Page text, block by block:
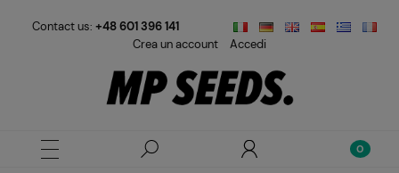
Contact us: +48 601 396 141
Crea un account
Accedi